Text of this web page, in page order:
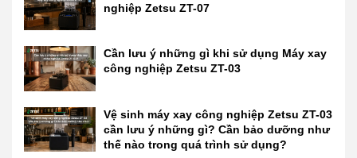
nghiệp Zetsu ZT-07
Cần lưu ý những gì khi sử dụng Máy xay
công nghiệp Zetsu ZT-03
Vệ sinh máy xay công nghiệp Zetsu ZT-03
cần lưu ý những gì? Cần bảo dưỡng như
thế nào trong quá trình sử dụng?